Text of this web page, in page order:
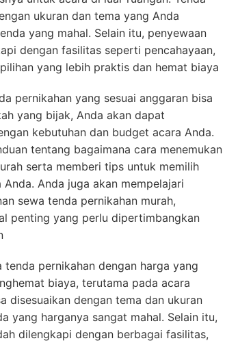
ukuran dan tema yang Anda
yang mahal. Selain itu, penyewaan
dengan fasilitas seperti pencahayaan,
yang lebih praktis dan hemat biaya
pernikahan yang sesuai anggaran bisa
yang bijak, Anda akan dapat
kebutuhan dan budget acara Anda.
tentang bagaimana cara menemukan
serta memberi tips untuk memilih
Anda juga akan mempelajari
sewa tenda pernikahan murah,
penting yang perlu dipertimbangkan
pernikahan dengan harga yang
biaya, terutama pada acara
disesuaikan dengan tema dan ukuran
yang harganya sangat mahal. Selain itu,
dilengkapi dengan berbagai fasilitas,